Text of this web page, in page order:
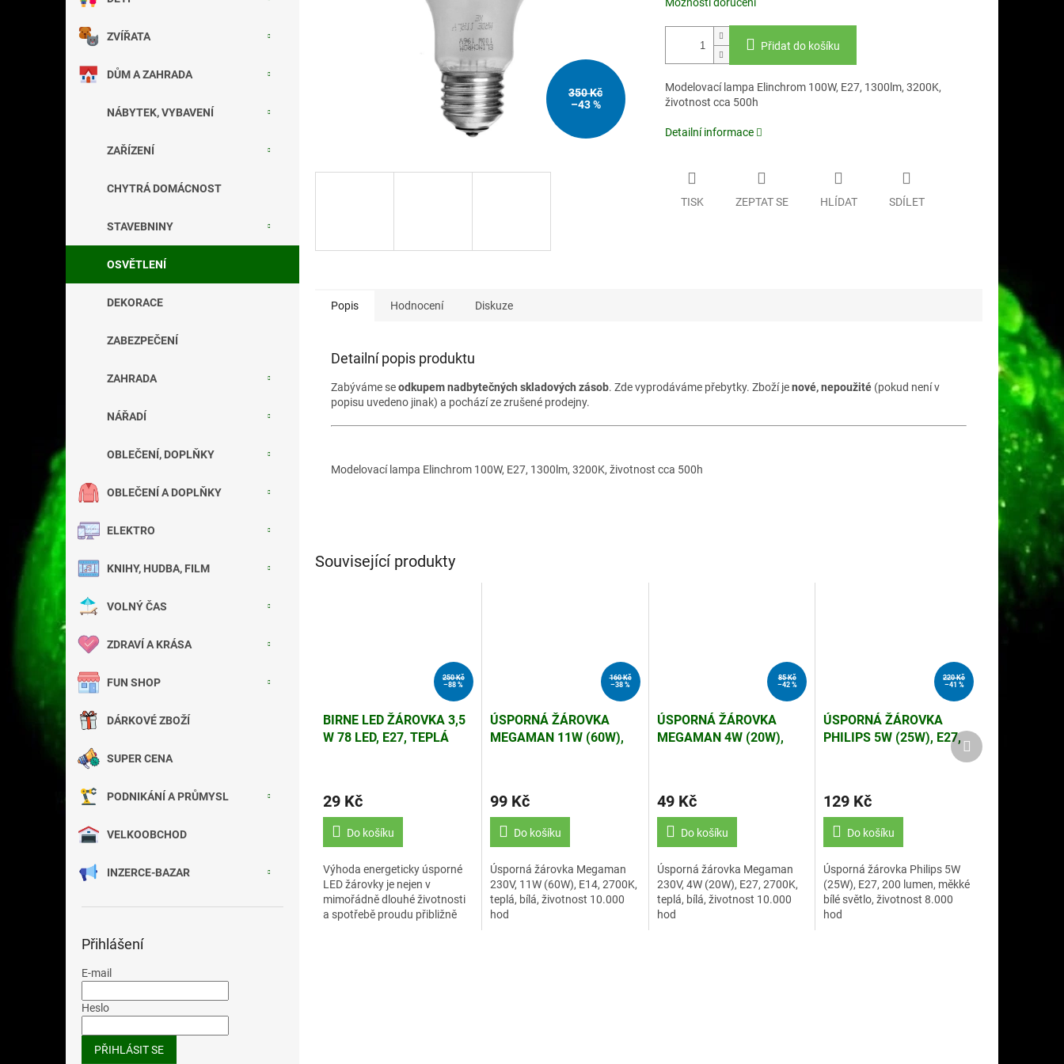
ZVÍŘATA
DŮM A ZAHRADA
NÁBYTEK, VYBAVENÍ
ZAŘÍZENÍ
CHYTRÁ DOMÁCNOST
STAVEBNINY
OSVĚTLENÍ
DEKORACE
ZABEZPEČENÍ
ZAHRADA
NÁŘADÍ
OBLEČENÍ, DOPLŇKY
OBLEČENÍ A DOPLŇKY
ELEKTRO
KNIHY, HUDBA, FILM
VOLNÝ ČAS
ZDRAVÍ A KRÁSA
FUN SHOP
DÁRKOVÉ ZBOŽÍ
SUPER CENA
PODNIKÁNÍ A PRŮMYSL
VELKOOBCHOD
INZERCE-BAZAR
Přihlášení
E-mail
Heslo
PŘIHLÁSIT SE
350 Kč
–43 %
Možnosti doručení
Přidat do košíku
Modelovací lampa Elinchrom 100W, E27, 1300lm, 3200K,
životnost cca 500h
Detailní informace
TISK ZEPTAT SE HLÍDAT SDÍLET
Popis Hodnocení Diskuze
Detailní popis produktu
Zabýváme seodkupem nadbytečných skladových zásob. Zde vyprodáváme přebytky. Zboží jenové, nepoužité (pokud není v
popisu uvedeno jinak) a pochází ze zrušené prodejny.
Modelovací lampa Elinchrom 100W, E27, 1300lm, 3200K, životnost cca 500h
Související produkty
250 Kč
–88 %
BIRNE LED ŽÁROVKA 3,5
W 78 LED, E27, TEPLÁ
29 Kč
Do košíku
Výhoda energeticky úsporné
LED žárovky je nejen v
mimořádně dlouhé životnosti
a spotřebě proudu přibližně
160 Kč
–38 %
ÚSPORNÁ ŽÁROVKA
MEGAMAN 11W (60W),
99 Kč
Do košíku
Úsporná žárovka Megaman
230V, 11W (60W), E14, 2700K,
teplá, bílá, životnost 10.000
hod
85 Kč
–42 %
ÚSPORNÁ ŽÁROVKA
MEGAMAN 4W (20W),
49 Kč
Do košíku
Úsporná žárovka Megaman
230V, 4W (20W), E27, 2700K,
teplá, bílá, životnost 10.000
hod
220 Kč
–41 %
ÚSPORNÁ ŽÁROVKA
PHILIPS 5W (25W), E27,
200 LUMEN, MĚKKÉ BÍLÉ
129 Kč
Do košíku
Úsporná žárovka Philips 5W
(25W), E27, 200 lumen, měkké
bílé světlo, životnost 8.000
hod
Další
produkt